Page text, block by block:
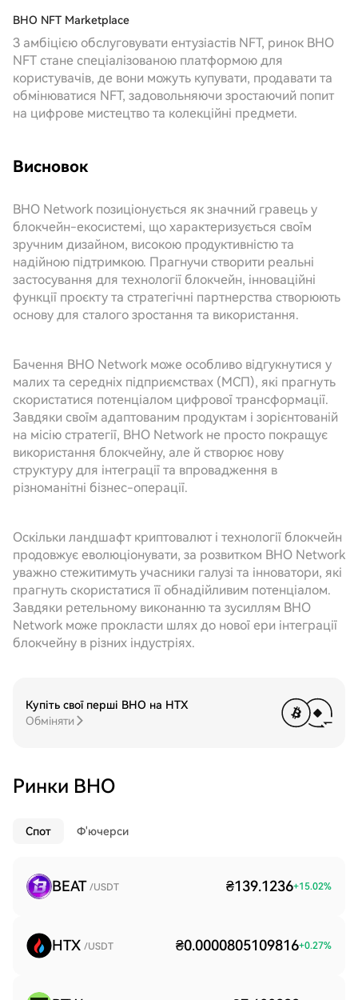
BHO NFT Marketplace
З амбіцією обслуговувати ентузіастів NFT, ринок BHO
NFT стане спеціалізованою платформою для
користувачів, де вони можуть купувати, продавати та
обмінюватися NFT, задовольняючи зростаючий попит
на цифрове мистецтво та колекційні предмети.
Висновок
BHO Network позиціонується як значний гравець у
блокчейн-екосистемі, що характеризується своїм
зручним дизайном, високою продуктивністю та
надійною підтримкою. Прагнучи створити реальні
застосування для технології блокчейн, інноваційні
функції проєкту та стратегічні партнерства створюють
основу для сталого зростання та використання.
Бачення BHO Network може особливо відгукнутися у
малих та середніх підприємствах (МСП), які прагнуть
скористатися потенціалом цифрової трансформації.
Завдяки своїм адаптованим продуктам і зорієнтованій
на місію стратегії, BHO Network не просто покращує
використання блокчейну, але й створює нову
структуру для інтеграції та впровадження в
різноманітні бізнес-операції.
Оскільки ландшафт криптовалют і технології блокчейн
продовжує еволюціонувати, за розвитком BHO Network
уважно стежитимуть учасники галузі та інноватори, які
прагнуть скористатися її обнадійливим потенціалом.
Завдяки ретельному виконанню та зусиллям BHO
Network може прокласти шлях до нової ери інтеграції
блокчейну в різних індустріях.
Купіть свої перші BHO на HTX
Обміняти
Ринки BHO
Спот Ф'ючерси
BEAT /USDT ₴139.1236+15.02%
HTX /USDT ₴0.0000805109816+0.27%